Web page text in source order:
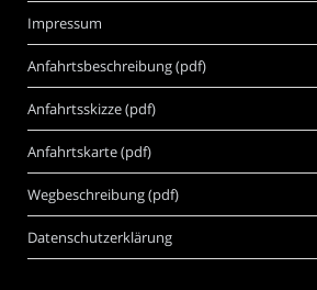
Impressum
Anfahrtsbeschreibung (pdf)
Anfahrtsskizze (pdf)
Anfahrtskarte (pdf)
Wegbeschreibung (pdf)
Datenschutzerklärung